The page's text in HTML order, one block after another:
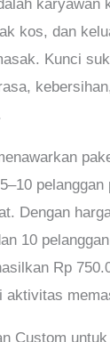
karyawan
kos, dan
Kunci
pelanggan
Dengan
10
Rp
aktivitas
Custom